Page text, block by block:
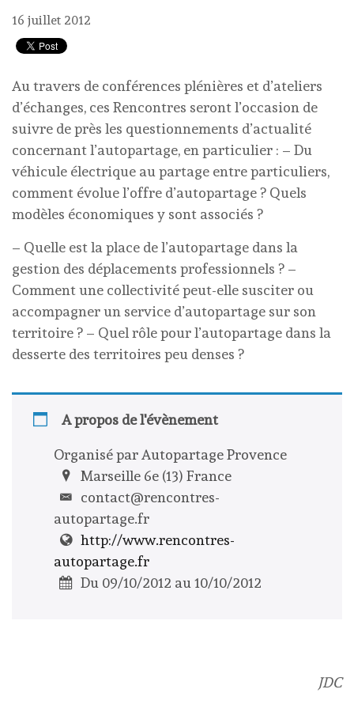
16 juillet 2012
Au travers de conférences plénières et d’ateliers
d’échanges, ces Rencontres seront l’occasion de
suivre de près les questionnements d’actualité
concernant l’autopartage, en particulier : – Du
véhicule électrique au partage entre particuliers,
comment évolue l’offre d’autopartage ? Quels
modèles économiques y sont associés ?
– Quelle est la place de l’autopartage dans la
gestion des déplacements professionnels ? –
Comment une collectivité peut-elle susciter ou
accompagner un service d’autopartage sur son
territoire ? – Quel rôle pour l’autopartage dans la
desserte des territoires peu denses ?
A propos de l'évènement
Organisé par Autopartage Provence
Marseille 6e (13) France
contact@rencontres-
autopartage.fr
http://www.rencontres-
autopartage.fr
Du 09/10/2012 au 10/10/2012
JDC